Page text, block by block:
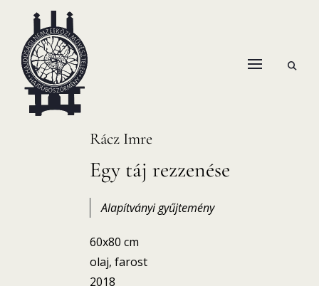
content
HANEMA – Hajdúsági Nemzetközi Művésztelep
open
Rácz Imre
Egy táj rezzenése
Alapítványi gyűjtemény
60x80 cm
olaj, farost
2018